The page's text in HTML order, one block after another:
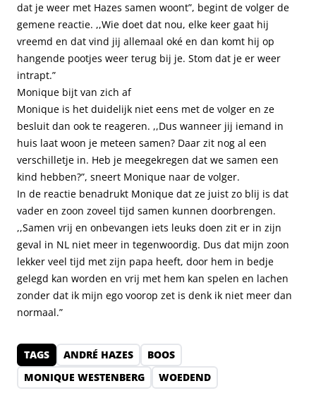
dat je weer met Hazes samen woont”, begint de volger de
gemene reactie. ,,Wie doet dat nou, elke keer gaat hij
vreemd en dat vind jij allemaal oké en dan komt hij op
hangende pootjes weer terug bij je. Stom dat je er weer
intrapt.”
Monique bijt van zich af
Monique is het duidelijk niet eens met de volger en ze
besluit dan ook te reageren. ,,Dus wanneer jij iemand in
huis laat woon je meteen samen? Daar zit nog al een
verschilletje in. Heb je meegekregen dat we samen een
kind hebben?”, sneert Monique naar de volger.
In de reactie benadrukt Monique dat ze juist zo blij is dat
vader en zoon zoveel tijd samen kunnen doorbrengen.
,,Samen vrij en onbevangen iets leuks doen zit er in zijn
geval in NL niet meer in tegenwoordig. Dus dat mijn zoon
lekker veel tijd met zijn papa heeft, door hem in bedje
gelegd kan worden en vrij met hem kan spelen en lachen
zonder dat ik mijn ego voorop zet is denk ik niet meer dan
normaal.”
TAGS ANDRÉ HAZES
BOOS
MONIQUE WESTENBERG
WOEDEND